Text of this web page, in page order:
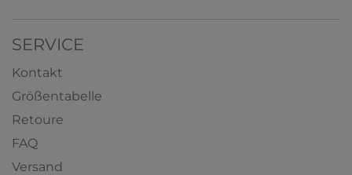
SERVICE
Kontakt
Größentabelle
Retoure
FAQ
Versand